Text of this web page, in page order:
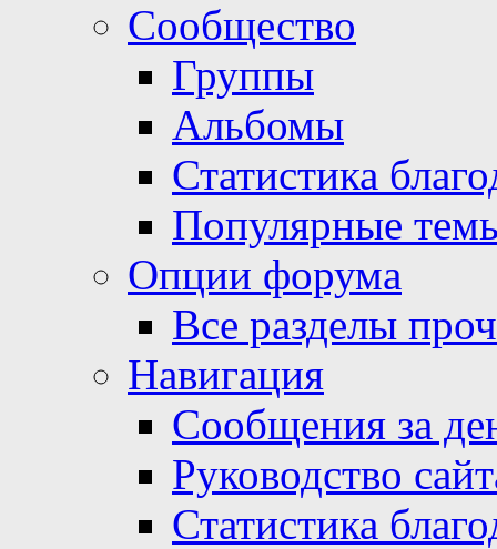
Сообщество
Группы
Альбомы
Статистика
Популярные
Опции форума
Все разделы
Навигация
Сообщения за
Руководство
Статистика